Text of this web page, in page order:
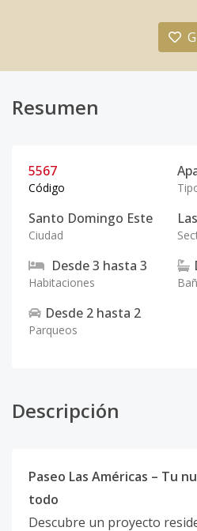
Resumen
5567
Código
Santo Domingo Este
Ciudad
Desde3 hasta 3
Habitaciones
Desde 2 hasta 2
Parqueos
Descripción
Paseo Las Américas – Tu
todo
Descubre un proyecto